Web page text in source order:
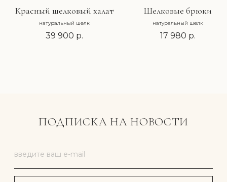
Красный шелковый халат
натуральный шелк
39 900 р.
Шелковые брюки
натуральный шелк
17 980 р.
Доставка и оплата
Обмен и возврат
Публичная оферта